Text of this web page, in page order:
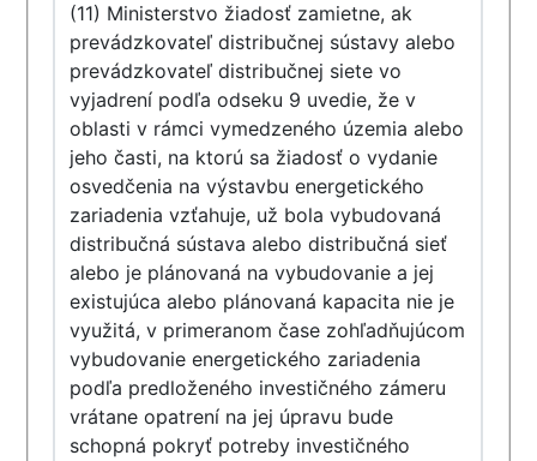
(11) Ministerstvo žiadosť zamietne, ak
prevádzkovateľ distribučnej sústavy alebo
prevádzkovateľ distribučnej siete vo
vyjadrení podľa odseku 9 uvedie, že v
oblasti v rámci vymedzeného územia alebo
jeho časti, na ktorú sa žiadosť o vydanie
osvedčenia na výstavbu energetického
zariadenia vzťahuje, už bola vybudovaná
distribučná sústava alebo distribučná sieť
alebo je plánovaná na vybudovanie a jej
existujúca alebo plánovaná kapacita nie je
využitá, v primeranom čase zohľadňujúcom
vybudovanie energetického zariadenia
podľa predloženého investičného zámeru
vrátane opatrení na jej úpravu bude
schopná pokryť potreby investičného